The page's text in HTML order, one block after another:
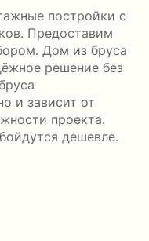
постройки с
Предоставим
Дом из бруса
решение без
и зависит от
проекта.
дешевле.